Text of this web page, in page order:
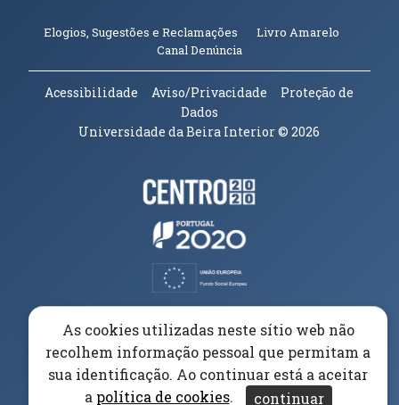
Elogios, Sugestões e Reclamações Livro Amarelo
Canal Denúncia(abre em nova janela)
Acessibilidade Aviso/Privacidade
Proteção de
Dados
Universidade da Beira Interior© 2026
Parceiros e Financiadores
(abre em nova janela)
(abre em nova janela)
As cookies utilizadas neste sítio web não
recolhem informação pessoal que permitam a
sua identificação. Ao continuar está a aceitar
a política de cookies. continuar